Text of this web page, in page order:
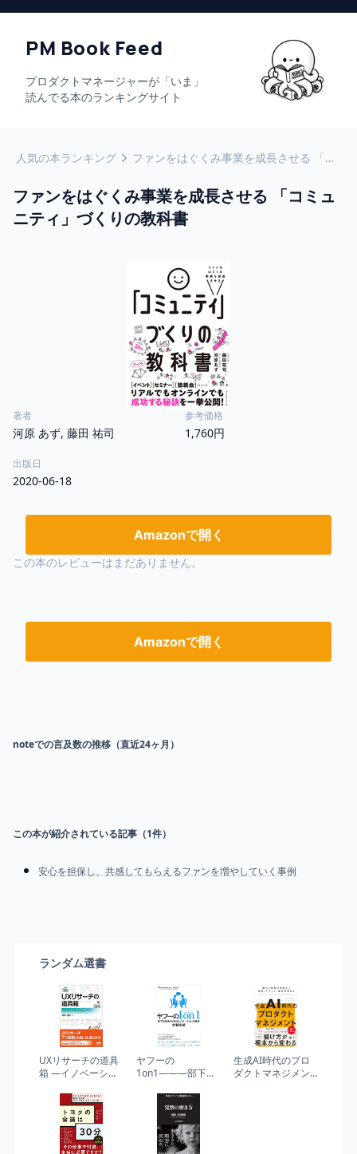
PM Book Feed
プロダクトマネージャーが「いま」
読んでる本のランキングサイト
人気の本ランキング ファンをはぐくみ事業を成長させる 「コミュニティ」づくりの教科書
ファンをはぐくみ事業を成長させる 「コミュ
ニティ」づくりの教科書
著者
河原 あず, 藤田 祐司
参考価格
1,760円
出版日
2020-06-18
Amazonで開く
この本のレビューはまだありません。
Amazonで開く
noteでの言及数の推移（直近24ヶ月）
この本が紹介されている記事（1件）
安心を担保し、共感してもらえるファンを増やしていく事例
ランダム選書
UXリサーチの道具
箱 ―イノベーショ
査・分析―
ヤフーの
1on1―――部下を
ニケーションの技
生成AI時代のプロ
ダクトマネジメン